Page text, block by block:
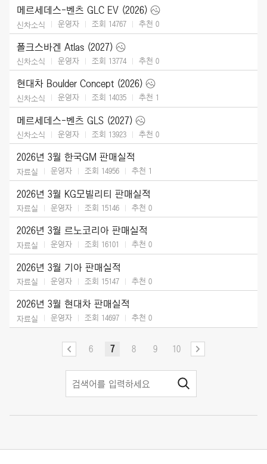
메르세데스-벤츠 GLC EV (2026)
신차소식 운영자 조회 14767 추천 0
폴크스바겐 Atlas (2027)
신차소식 운영자 조회 13774 추천 0
현대차 Boulder Concept (2026)
신차소식 운영자 조회 14035 추천 1
메르세데스-벤츠 GLS (2027)
신차소식 운영자 조회 13923 추천 0
2026년 3월 한국GM 판매실적
자료실 운영자 조회 14956 추천 1
2026년 3월 KG모빌리티 판매실적
자료실 운영자 조회 15146 추천 0
2026년 3월 르노코리아 판매실적
자료실 운영자 조회 16101 추천 0
2026년 3월 기아 판매실적
자료실 운영자 조회 15147 추천 0
2026년 3월 현대차 판매실적
자료실 운영자 조회 14697 추천 0
6 7 8 9 10